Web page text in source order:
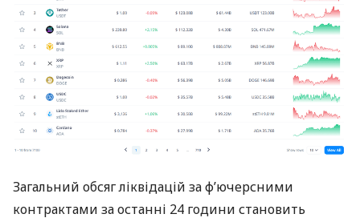
Загальний обсяг ліквідацій за ф’ючерсними
контрактами за останні 24 години становить